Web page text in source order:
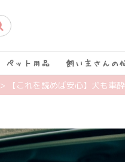
ペット用品 飼い主さんの
> 【これを読めば安心】犬も車